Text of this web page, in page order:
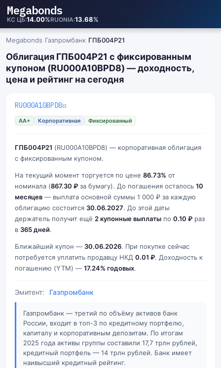
Megabonds
КС ЦБ 14.00%RUONIA 13.68%
Megabonds Газпромбанк ГПБ004Р21
Облигация ГПБ004Р21 с фиксированным
купоном (RU000A10BPD8) — доходность,
цена и рейтинг на сегодня
RU000A10BPD8⧉
AA+ Корпоративная Фиксированный
ГПБ004Р21 (RU000A10BPD8) — корпоративная облигация
с фиксированным купоном.
На текущий момент торгуется по цене 86.73% от
номинала (867.30 ₽ за бумагу). До погашения осталось 10
месяцев — выплата основной суммы 1 000 ₽ за каждую
облигацию состоится 30.06.2027. До этой даты
держатель получит ещё 2 купонные выплаты по 0.10 ₽ раз
в 365 дней.
Ближайший купон — 30.06.2026. При покупке сейчас
потребуется уплатить продавцу НКД 0.01 ₽. Доходность к
погашению (YTM) — 17.24% годовых.
Эмитент: Газпромбанк
Газпромбанк — третий по объёму активов банк
России, входит в топ-3 по кредитному портфелю,
капиталу и корпоративным депозитам. По итогам
2025 года активы группы составили 17,7 трлн рублей,
кредитный портфель — 14 трлн рублей. Банк имеет
наивысший кредитный рейтинг.